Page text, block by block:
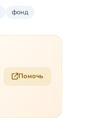
фонд
Помочь